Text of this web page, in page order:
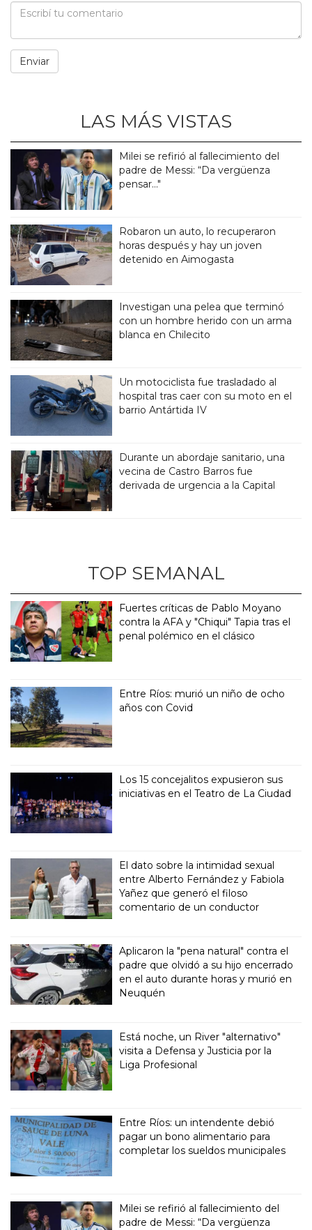
LAS MÁS VISTAS
Milei se refirió al fallecimiento del
padre de Messi: “Da vergüenza
pensar..."
Robaron un auto, lo recuperaron
horas después y hay un joven
detenido en Aimogasta
Investigan una pelea que terminó
con un hombre herido con un arma
blanca en Chilecito
Un motociclista fue trasladado al
hospital tras caer con su moto en el
barrio Antártida IV
Durante un abordaje sanitario, una
vecina de Castro Barros fue
derivada de urgencia a la Capital
TOP SEMANAL
Fuertes críticas de Pablo Moyano
contra la AFA y "Chiqui" Tapia tras el
penal polémico en el clásico
Entre Ríos: murió un niño de ocho
años con Covid
Los 15 concejalitos expusieron sus
iniciativas en el Teatro de La Ciudad
El dato sobre la intimidad sexual
entre Alberto Fernández y Fabiola
Yañez que generó el filoso
comentario de un conductor
Aplicaron la "pena natural" contra el
padre que olvidó a su hijo encerrado
en el auto durante horas y murió en
Neuquén
Está noche, un River "alternativo"
visita a Defensa y Justicia por la
Liga Profesional
Entre Ríos: un intendente debió
pagar un bono alimentario para
completar los sueldos municipales
Milei se refirió al fallecimiento del
padre de Messi: “Da vergüenza